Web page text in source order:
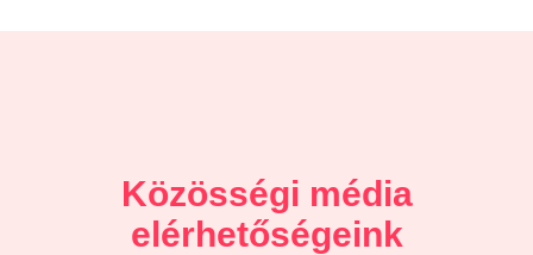
Közösségi média
elérhetőségeink